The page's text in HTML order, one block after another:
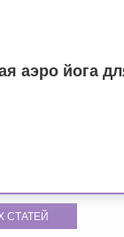
аэро йога
СТАТЕЙ